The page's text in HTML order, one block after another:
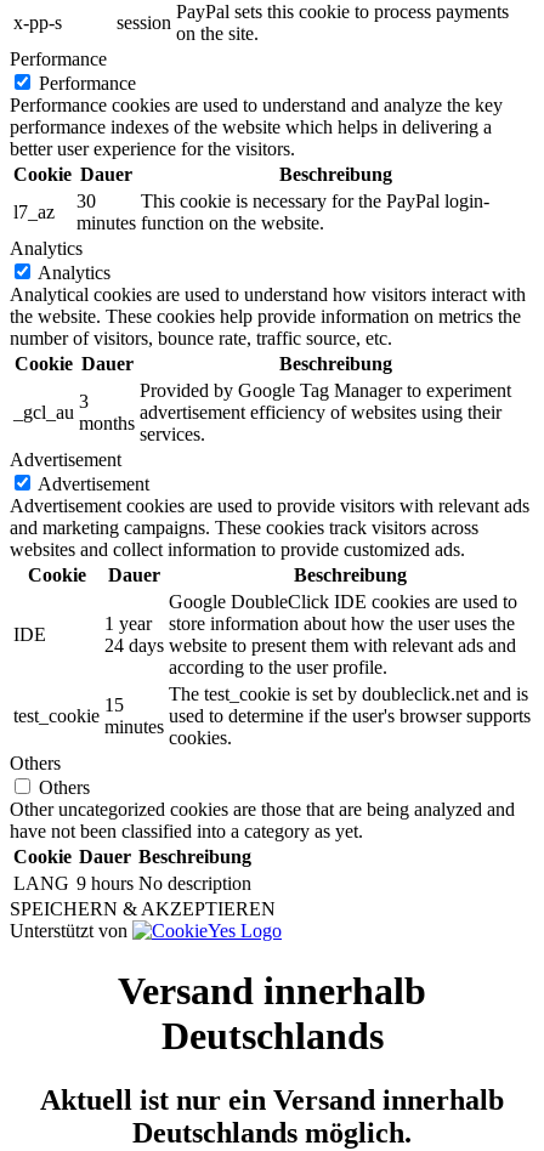
x-pp-s
session
PayPal sets this cookie to process payments
on the site.
Performance
Performance
Performance cookies are used to understand and analyze the key
performance indexes of the website which helps in delivering a
better user experience for the visitors.
Cookie Dauer
Beschreibung
l7_az
30
minutes
This cookie is necessary for the PayPal login-
function on the website.
Analytics
Analytics
Analytical cookies are used to understand how visitors interact with
the website. These cookies help provide information on metrics the
number of visitors, bounce rate, traffic source, etc.
Cookie Dauer Beschreibung
_gcl_au
3
months
Provided by Google Tag Manager to experiment
advertisement efficiency of websites using their
services.
Advertisement
Advertisement
Advertisement cookies are used to provide visitors with relevant ads
and marketing campaigns. These cookies track visitors across
websites and collect information to provide customized ads.
Cookie
Dauer Beschreibung
IDE
1 year
24 days
Google DoubleClick IDE cookies are used to
store information about how the user uses the
website to present them with relevant ads and
according to the user profile.
test_cookie
15
minutes
The test_cookie is set by doubleclick.net and is
used to determine if the user's browser supports
cookies.
Others
Others
Other uncategorized cookies are those that are being analyzed and
have not been classified into a category as yet.
Cookie Dauer Beschreibung
LANG 9 hours No description
SPEICHERN & AKZEPTIEREN
Unterstützt von
Versand innerhalb
Deutschlands
Aktuell ist nur ein Versand innerhalb
Deutschlands möglich.